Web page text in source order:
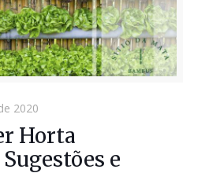
2020
Horta
e